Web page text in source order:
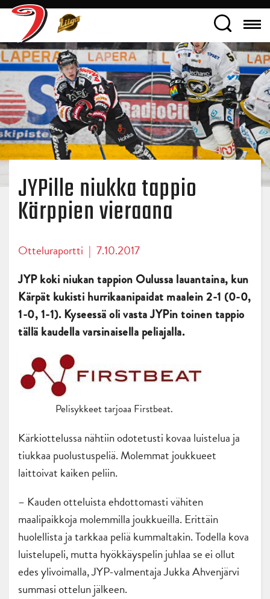
JYPille niukka tappio
Kärppien vieraana
Otteluraportti | 7.10.2017
JYP koki niukan tappion Oulussa lauantaina, kun
Kärpät kukisti hurrikaanipaidat maalein 2-1 (0-0,
1-0, 1-1). Kyseessä oli vasta JYPin toinen tappio
tällä kaudella varsinaisella peliajalla.
Pelisykkeet tarjoaa Firstbeat.
Kärkiottelussa nähtiin odotetusti kovaa luistelua ja
tiukkaa puolustuspeliä. Molemmat joukkueet
laittoivat kaiken peliin.
– Kauden otteluista ehdottomasti vähiten
maalipaikkoja molemmilla joukkueilla. Erittäin
huolellista ja tarkkaa peliä kummaltakin. Todella kova
luistelupeli, mutta hyökkäyspelin juhlaa se ei ollut
edes ylivoimalla, JYP-valmentaja Jukka Ahvenjärvi
summasi ottelun jälkeen.